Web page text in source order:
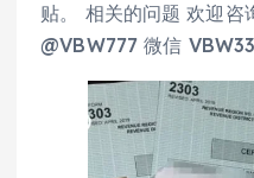
贴。 相关的问题 欢迎
@VBW777 微信